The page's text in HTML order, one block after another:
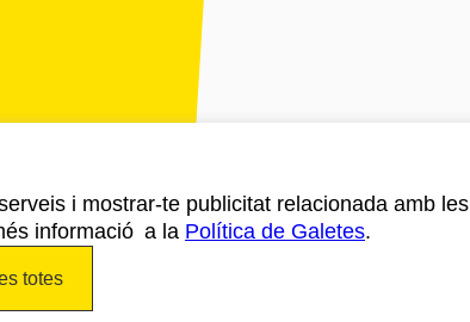
i mostrar-te publicitat relacionada amb
informació a la Política de Galetes.
totes